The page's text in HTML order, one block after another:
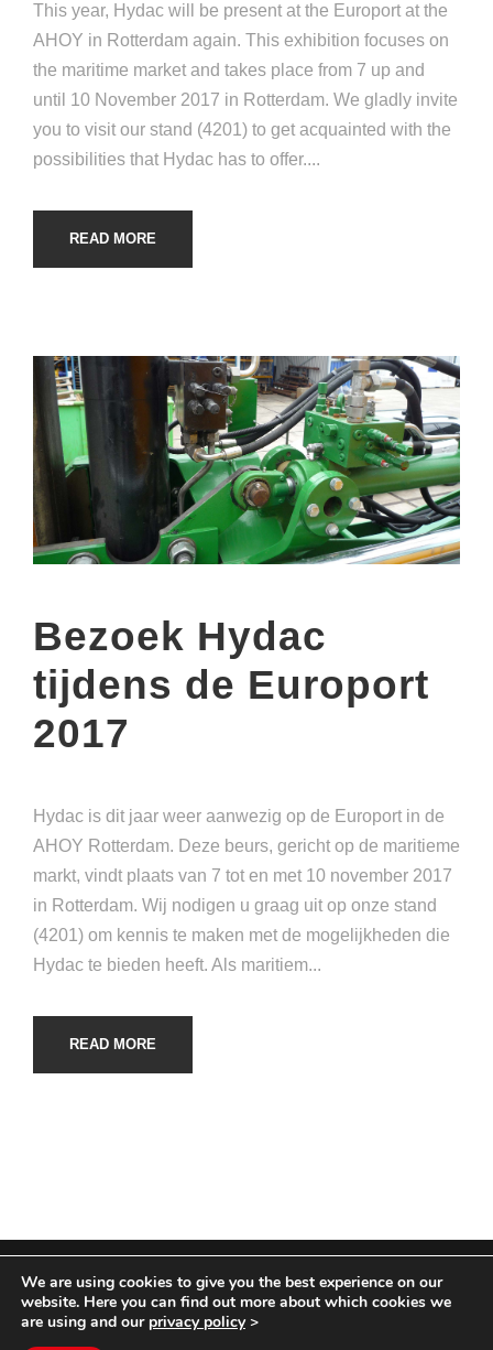
This year, Hydac will be present at the Europort at the
AHOY in Rotterdam again. This exhibition focuses on
the maritime market and takes place from 7 up and
until 10 November 2017 in Rotterdam. We gladly invite
you to visit our stand (4201) to get acquainted with the
possibilities that Hydac has to offer....
READ MORE
Bezoek Hydac
tijdens de Europort
2017
Hydac is dit jaar weer aanwezig op de Europort in de
AHOY Rotterdam. Deze beurs, gericht op de maritieme
markt, vindt plaats van 7 tot en met 10 november 2017
in Rotterdam. Wij nodigen u graag uit op onze stand
(4201) om kennis te maken met de mogelijkheden die
Hydac te bieden heeft. Als maritiem...
READ MORE
COPYRIGHT HYCOM ALL RIGHTS RESERVED |
IMPRINT|TERMS & CONDITIONS
We are using cookies to give you the best experience on our
website. Here you can find out more about which cookies we
are using and our privacy policy>